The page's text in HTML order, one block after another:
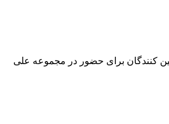
کنندگان برای حضور در مجموعه علی